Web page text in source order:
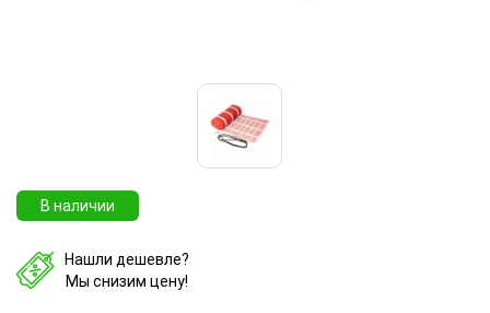
В наличии
Нашли дешевле?
Мы снизим цену!